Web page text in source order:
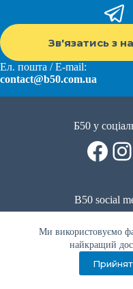
Ми використовуємо
найкращий
Зв'язатись з
Ел. пошта / E-mail:
contact@b50.com.ua
Б50 у
B50 social
Політика приватності|
Privacy Policy|